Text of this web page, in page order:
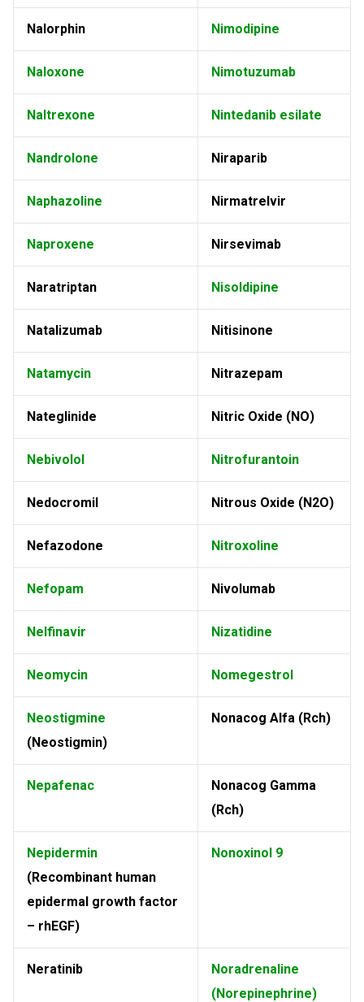
Nalorphin Nimodipine
Naloxone Nimotuzumab
Naltrexone Nintedanib esilate
Nandrolone Niraparib
Naphazoline Nirmatrelvir
Naproxene Nirsevimab
Naratriptan Nisoldipine
Natalizumab Nitisinone
Natamycin Nitrazepam
Nateglinide Nitric Oxide (NO)
Nebivolol Nitrofurantoin
Nedocromil Nitrous Oxide (N2O)
Nefazodone Nitroxoline
Nefopam Nivolumab
Nelfinavir Nizatidine
Neomycin Nomegestrol
Neostigmine
(Neostigmin)
Nonacog Alfa (Rch)
Nepafenac
Nonacog Gamma
(Rch)
Nepidermin
(Recombinant human
epidermal growth factor
– rhEGF)
Nonoxinol 9
Neratinib
Noradrenaline
(Norepinephrine)